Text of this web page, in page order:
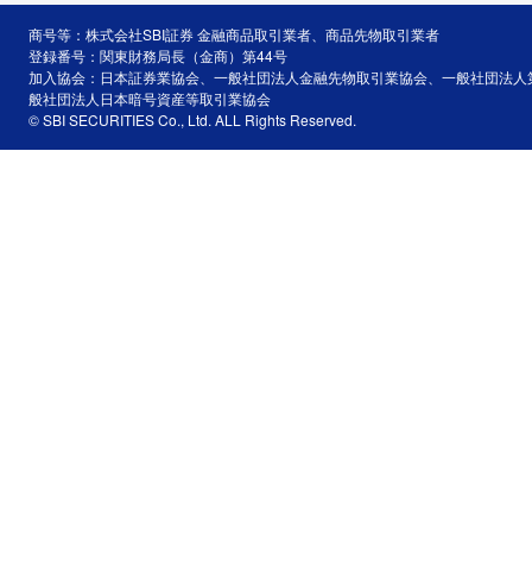
商号等：株式会社SBI証券 金融商品取引業者、商品先物取引業者
登録番号：関東財務局長（金商）第44号
加入協会：日本証券業協会、一般社団法人金融先物取引業協会、一般社団法
般社団法人日本暗号資産等取引業協会
© SBI SECURITIES Co., Ltd. ALL Rights Reserved.